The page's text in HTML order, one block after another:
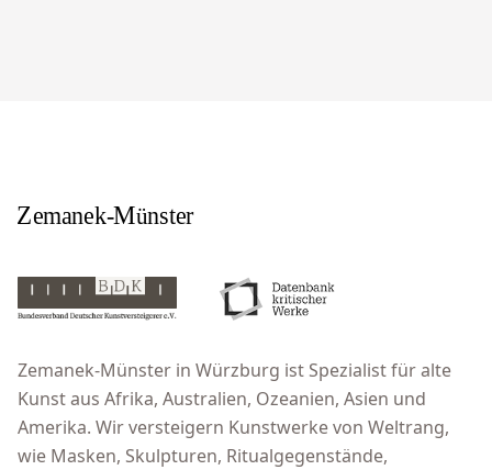
Zemanek-Münster in Würzburg ist Spezialist für alte
Kunst aus Afrika, Australien, Ozeanien, Asien und
Amerika. Wir versteigern Kunstwerke von Weltrang,
wie Masken, Skulpturen, Ritualgegenstände,